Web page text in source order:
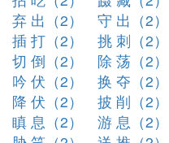
弃 出（2）
守 出（2）
插 打（2）
挑 刺（2）
切 倒（2）
除 荡（2）
吟 伏（2）
换 夺（2）
降 伏（2）
披 削（2）
瞋 息（2）
游 息（2）